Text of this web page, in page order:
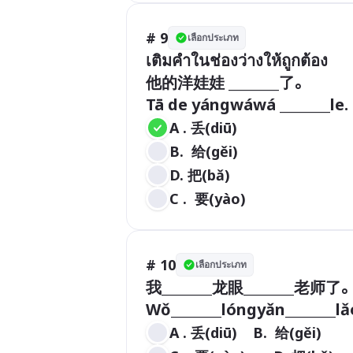
# 9 เลือกประเภท
เติมคำในช่องว่างให้ถูกต้อง
他的洋娃娃 ________了。
Tā de yángwáwá ________le.
A . 丢(diū)
B.  给(gěi)
D. 把(bǎ)
C .  要(yào)
# 10 เลือกประเภท
我________龙眼________老师了。
A . 丢(diū)    B.  给(gěi)